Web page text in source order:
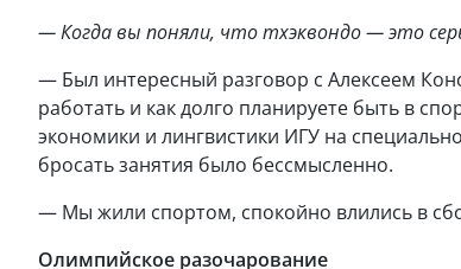
— Когда вы поняли, что тхэквондо — это
— Был интересный разговор с Алексеем
работать и как долго планируете быть в
экономики и лингвистики ИГУ на
бросать занятия было бессмысленно.
— Мы жили спортом, спокойно влились в
Олимпийское разочарование